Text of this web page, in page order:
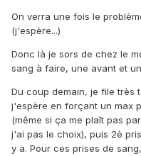
On verra une fois le
(j'espère...)
Donc là je sors de chez le
sang à faire, une avant et
Du coup demain, je file très
j'espère en forçant un max
(même si ça me plaît pas
j'ai pas le choix), puis 2è
y a. Pour ces prises de